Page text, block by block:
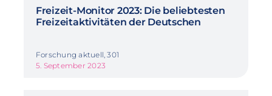
Freizeit-Monitor 2023: Die beliebtesten
Freizeitaktivitäten der Deutschen
Forschung aktuell, 301
5. September 2023